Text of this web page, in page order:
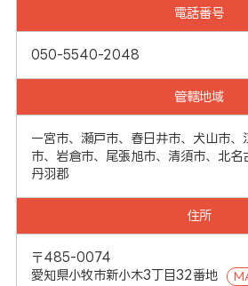
電話番号
050-5540-2048
管轄地域
一宮市、瀬戸市、春日井市、犬山市、
市、岩倉市、尾張旭市、清須市、北名
丹羽郡
住所
〒485-0074
愛知県小牧市新小木3丁目32番地